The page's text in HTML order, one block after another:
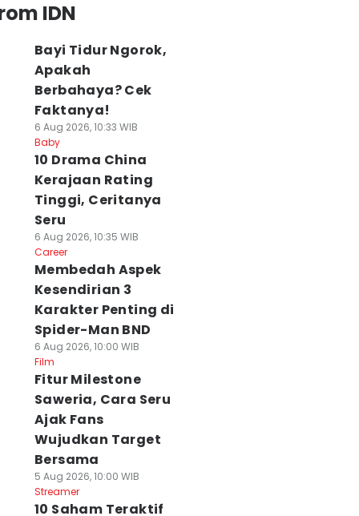
IDN
Bayi Tidur Ngorok,
Apakah
Berbahaya? Cek
Faktanya!
6 Aug 2026, 10:33 WIB
Baby
10 Drama China
Kerajaan Rating
Tinggi, Ceritanya
Seru
6 Aug 2026, 10:35 WIB
Career
Membedah Aspek
Kesendirian 3
Karakter Penting di
Spider-Man BND
6 Aug 2026, 10:00 WIB
Film
Fitur Milestone
Saweria, Cara Seru
Ajak Fans
Wujudkan Target
Bersama
5 Aug 2026, 10:00 WIB
Streamer
10 Saham Teraktif